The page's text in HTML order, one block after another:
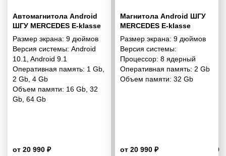
Автомагнитола Android
ШГУ MERCEDES E-klasse
(W211) 2002-2009; CLS-
klasse (C219) 2004-2010 9"
Размер экрана: 9 дюймов
Версия системы: Android
10.1
Android 9.1
Оперативная память: 1 Gb
2 Gb 4 Gb
Объем памяти: 16 Gb 32
Gb 64 Gb
от 20 990 ₽ 3.9
Магнитола Android ШГУ
MERCEDES E-klasse
(W211) 2002-2009; CLS-
klasse (C219) 2004-2010 9
дюймов - 10.1 2/32 Гб Pro
Размер экрана: 9 дюймов
Версия системы:
Процессор: 8 ядерный
Оперативная память: 2 Gb
Объем памяти: 32 Gb
от 20 990 ₽